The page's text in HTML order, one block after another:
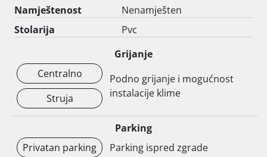
Namještenost
Nenamješten
Stolarija
Pvc
Grijanje
Centralno
Struja
Podno grijanje i mogućnost
instalacije klime
Parking
Privatan parking
Parking ispred zgrade